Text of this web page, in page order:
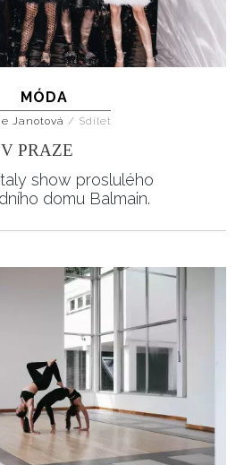
MÓDA
Janotová / Sdílet
PRAZE
show proslulého
domu Balmain.